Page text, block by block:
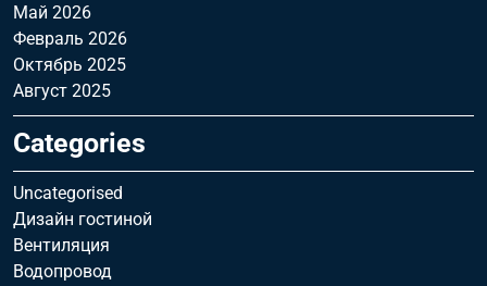
Май 2026
Февраль 2026
Октябрь 2025
Август 2025
Categories
Uncategorised
Дизайн гостиной
Вентиляция
Водопровод